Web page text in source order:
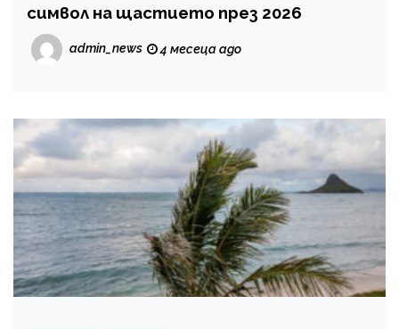
символ на щастието през 2026
admin_news 4 месеца ago